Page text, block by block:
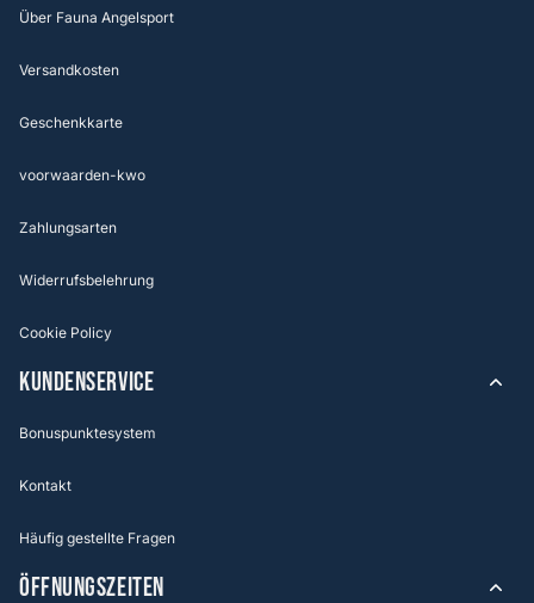
Über Fauna Angelsport
Versandkosten
Geschenkkarte
voorwaarden-kwo
Zahlungsarten
Widerrufsbelehrung
Cookie Policy
KUNDENSERVICE
Bonuspunktesystem
Kontakt
Häufig gestellte Fragen
ÖFFNUNGSZEITEN